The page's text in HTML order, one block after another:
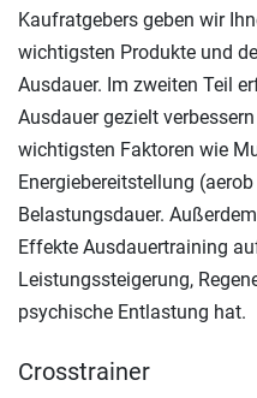
Kaufratgebers geben wir
wichtigsten Produkte und
Ausdauer. Im zweiten Teil
Ausdauer gezielt
wichtigsten Faktoren wie
Energiebereitstellung
Belastungsdauer.
Effekte Ausdauertraining
Leistungssteigerung,
psychische Entlastung hat.
Crosstrainer